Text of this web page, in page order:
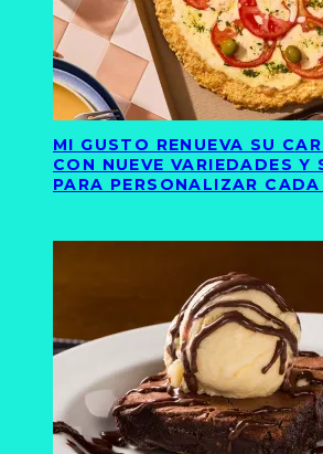
MI GUSTO RENUEVA SU
CON NUEVE VARIEDADES Y
PARA PERSONALIZAR